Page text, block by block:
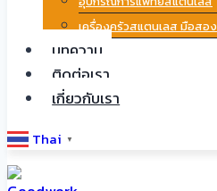
เครื่องครัวสแตนเลส มือสอง
บทความ
ติดต่อเรา
เกี่ยวกับเรา
Thai ▼